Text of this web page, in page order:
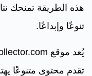
هذه الطريقة تمنحك
تنوعًا وإبداعًا.
تقدم محتوى متنوعًا